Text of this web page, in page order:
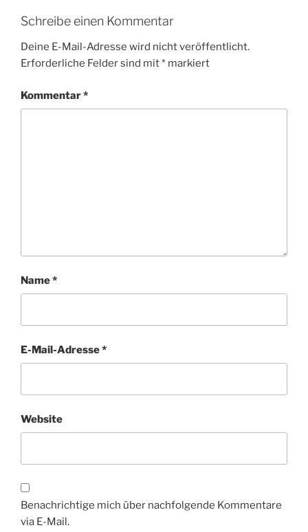
Schreibe einen Kommentar
Deine E-Mail-Adresse wird nicht veröffentlicht.
Erforderliche Felder sind mit* markiert
Kommentar*
Name*
E-Mail-Adresse*
Website
Benachrichtige mich über nachfolgende Kommentare
via E-Mail.